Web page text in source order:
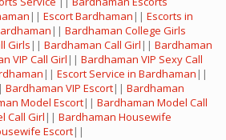
|| Escort Bardhaman || Escorts in
|| Bardhaman College Girls
Girls || Bardhaman Call Girl || Bardhaman
VIP Call Girl || Bardhaman VIP Sexy Call
|| Escort Service in Bardhaman ||
Bardhaman VIP Escort|| Bardhaman
Model Escort|| Bardhaman Model Call
Call Girl || Bardhaman Housewife
Escort||